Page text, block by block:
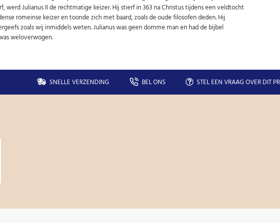
werd Julianus II de rechtmatige keizer. Hij stierf in 363 na Christus tijdens een veldtocht
romeinse keizer en toonde zich met baard, zoals de oude filosofen deden. Hij
zoals wij inmiddels weten. Julianus was geen domme man en had de bijbel
weloverwogen.
SNELLE VERZENDING BEL ONS STEL EEN VRAAG OVER DIT